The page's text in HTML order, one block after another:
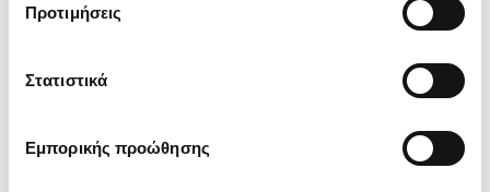
Προτιμήσεις
Στατιστικά
Εμπορικής προώθησης